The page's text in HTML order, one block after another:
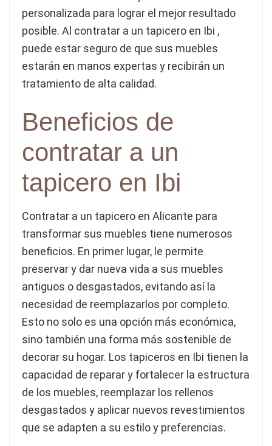
personalizada para lograr el mejor resultado
posible. Al contratar a un tapicero en Ibi ,
puede estar seguro de que sus muebles
estarán en manos expertas y recibirán un
tratamiento de alta calidad.
Beneficios de
contratar a un
tapicero en Ibi
Contratar a un tapicero en Alicante para
transformar sus muebles tiene numerosos
beneficios. En primer lugar, le permite
preservar y dar nueva vida a sus muebles
antiguos o desgastados, evitando así la
necesidad de reemplazarlos por completo.
Esto no solo es una opción más económica,
sino también una forma más sostenible de
decorar su hogar. Los tapiceros en Ibi tienen la
capacidad de reparar y fortalecer la estructura
de los muebles, reemplazar los rellenos
desgastados y aplicar nuevos revestimientos
que se adapten a su estilo y preferencias.